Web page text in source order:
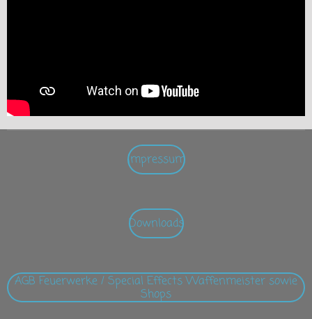
Impressum
Downloads
AGB Feuerwerke / Special Effects Waffenmeister sowie
Shops